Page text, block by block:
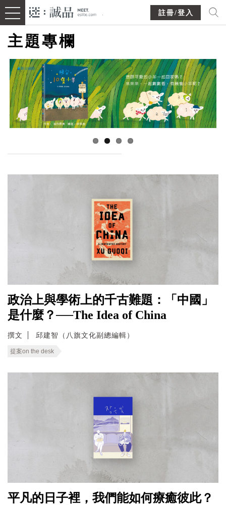
註冊/登入
主題專欄
政治上與學術上的千古難題：「中國」
是什麼？──The Idea of China
撰文 邱建智（八旗文化副總編輯）
提案on the desk
平凡的日子裡，我們能如何療癒彼此？